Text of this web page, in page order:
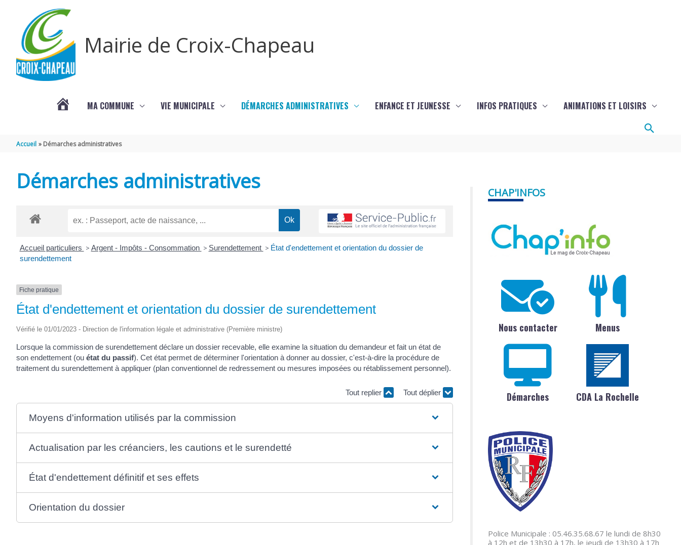
Mairie de Croix-Chapeau
MA COMMUNE VIE MUNICIPALE DÉMARCHES ADMINISTRATIVES ENFANCE ET JEUNESSE INFOS PRATIQUES ANIMATIONS ET LOISIRS
Accueil Démarches administratives
Démarches administratives
Accueil particuliers > Argent - Impôts - Consommation > Surendettement > État d'endettement et orientation du dossier de
surendettement
Fiche pratique
État d'endettement et orientation du dossier de surendettement
Vérifié le 01/01/2023 - Direction de l'information légale et administrative (Première ministre)
Lorsque la commission de surendettement déclare un dossier recevable, elle examine la situation du demandeur et fait un état de
son endettement (ou état du passif). Cet état permet de déterminer l'orientation à donner au dossier, c'est-à-dire la procédure de
traitement du surendettement à appliquer (plan conventionnel de redressement ou mesures imposées ou rétablissement personnel).
Tout replier Tout déplier
Moyens d'information utilisés par la commission
Actualisation par les créanciers, les cautions et le surendetté
État d'endettement définitif et ses effets
Orientation du dossier
CHAP'INFOS
Nous contacter Menus
Démarches CDA La Rochelle
Police Municipale : 05.46.35.68.67 le lundi de 8h30
à 12h et de 13h30 à 17h, le jeudi de 13h30 à 17h